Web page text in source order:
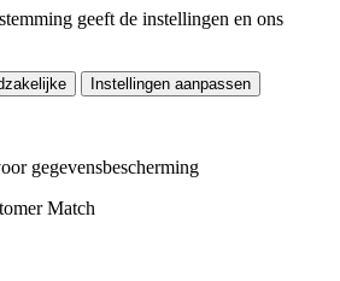
geeft de instellingen en ons
Instellingen aanpassen
gegevensbescherming
Match